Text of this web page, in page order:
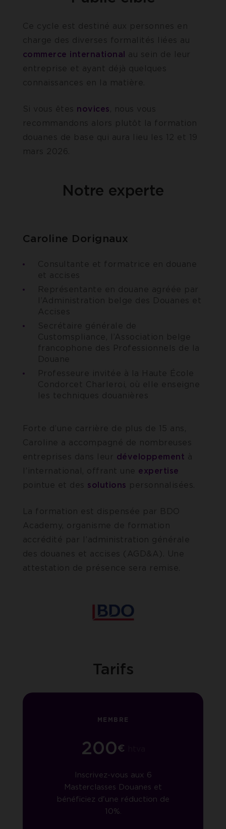
Ce cycle est destiné aux personnes en
charge des diverses formalités liées au
commerce international au sein de leur
entreprise et ayant déjà quelques
connaissances en l a matière.
Si vous êtes novices, nous vous
recommandons alors plutôt la formation
douanes de base qui aura lieu les 12 et 19
mars 2026.
Notre experte
Caroline Dorignaux
Consultante et formatrice en douane
et accises
Représentante en douane agréée par
l’Administration belge des Douanes et
Accises
Secrétaire générale de
Customspliance, l’Association belge
francophone des Professionnels de la
Douane
Professeure invitée à la Haute École
Condorcet Charleroi, où elle enseigne
les techniques douanières
Forte d’une carrière de plus de 15 ans,
Caroline a accompagné de nombreuses
entreprises dans leur développement à
l’international, offrant une expertise
pointue et des solutions personnalisées.
La formation est dispensée par BDO
Academy, organisme de formation
accrédité par l’administration générale
des douanes et accises (AGD&A). Une
attestation de présence sera remise.
Tarifs
MEMBRE
200€
Inscrivez-vous aux 6
Masterclasses Douanes et
bénéficiez d'une réduction de
10%.